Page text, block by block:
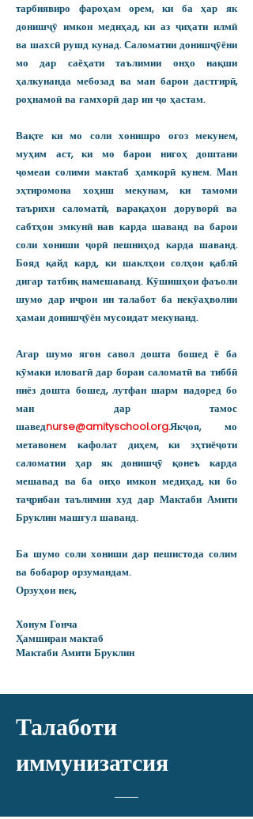
тарбиявиро фароҳам орем, ки ба ҳар як
донишҷӯ имкон медиҳад, ки аз ҷиҳати илмӣ
ва шахсӣ рушд кунад. Саломатии донишҷӯёни
мо дар саёҳати таълимии онҳо нақши
ҳалкунанда мебозад ва ман барои дастгирӣ,
роҳнамоӣ ва ғамхорӣ дар ин ҷо ҳастам.
Вақте ки мо соли хонишро оғоз мекунем,
муҳим аст, ки мо барои нигоҳ доштани
ҷомеаи солими мактаб ҳамкорӣ кунем. Ман
эҳтиромона хоҳиш мекунам, ки тамоми
таърихи саломатӣ, варақаҳои доруворӣ ва
сабтҳои эмкунӣ нав карда шаванд ва барои
соли хониши ҷорӣ пешниҳод карда шаванд.
Бояд қайд кард, ки шаклҳои солҳои қаблӣ
дигар татбиқ намешаванд. Кӯшишҳои фаъоли
шумо дар иҷрои ин талабот ба некӯаҳволии
ҳамаи донишҷӯён мусоидат мекунанд.
Агар шумо ягон савол дошта бошед ё ба
кӯмаки иловагӣ дар бораи саломатӣ ва тиббӣ
ниёз дошта бошед, лутфан шарм надоред бо
ман дар тамос
шаведnurse@amityschool.org.Якҷоя, мо
метавонем кафолат диҳем, ки эҳтиёҷоти
саломатии ҳар як донишҷӯ қонеъ карда
мешавад ва ба онҳо имкон медиҳад, ки бо
таҷрибаи таълимии худ дар Мактаби Амити
Бруклин машғул шаванд.
Ба шумо соли хониши дар пешистода солим
ва бобарор орзумандам.
Орзуҳои нек,
Хонум Гонча
Ҳамшираи мактаб
Мактаби Амити Бруклин
Талаботи
иммунизатсия